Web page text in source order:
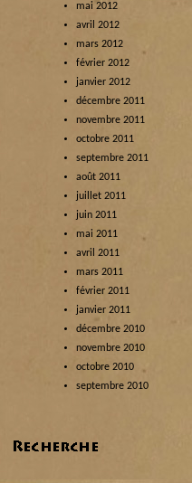
mai 2012
avril 2012
mars 2012
février 2012
janvier 2012
décembre 2011
novembre 2011
octobre 2011
septembre 2011
août 2011
juillet 2011
juin 2011
mai 2011
avril 2011
mars 2011
février 2011
janvier 2011
décembre 2010
novembre 2010
octobre 2010
septembre 2010